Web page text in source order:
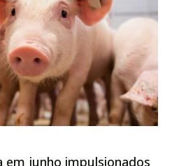
em junho impulsionados